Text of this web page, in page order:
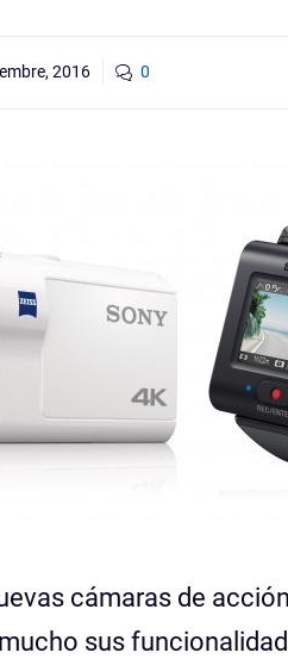
2016 0
cámaras de
sus